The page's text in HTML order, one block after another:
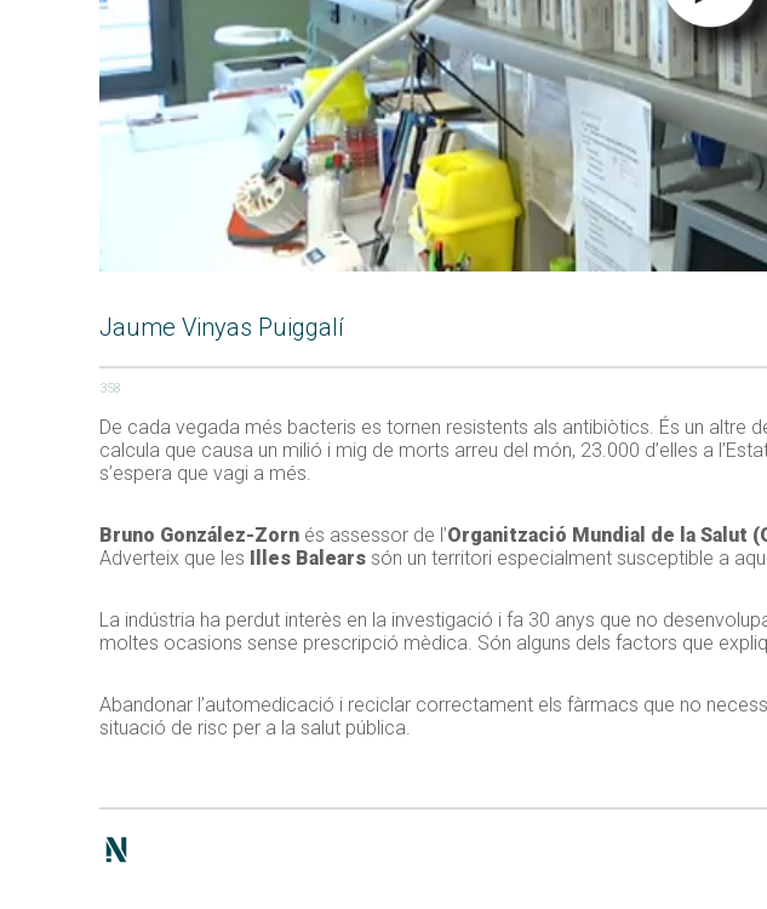
Jaume Vinyas Puiggalí
358
De cada vegada més bacteris es tornen resistents als antibiòtics. És un altre
calcula que causa un milió i mig de morts arreu del món, 23.000 d’elles a
s’espera que vagi a més.
Bruno González-Zorn és assessor de l’Organització Mundial de la Salut
Adverteix que les
Illes Balears són un territori especialment susceptible a
La indústria ha perdut interès en la investigació i fa 30 anys que no
moltes ocasions sense prescripció mèdica. Són alguns dels factors que
Abandonar l’automedicació i reciclar correctament els fàrmacs que no
situació de risc per a la salut pública.